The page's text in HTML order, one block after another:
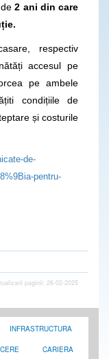
de2 ani din care
respectiv
accesul pe
pe ambele
condițiile de
și costurile
de-
pentru-
paginii: 26-02-2025
INFRASTRUCTURA
CARIERA